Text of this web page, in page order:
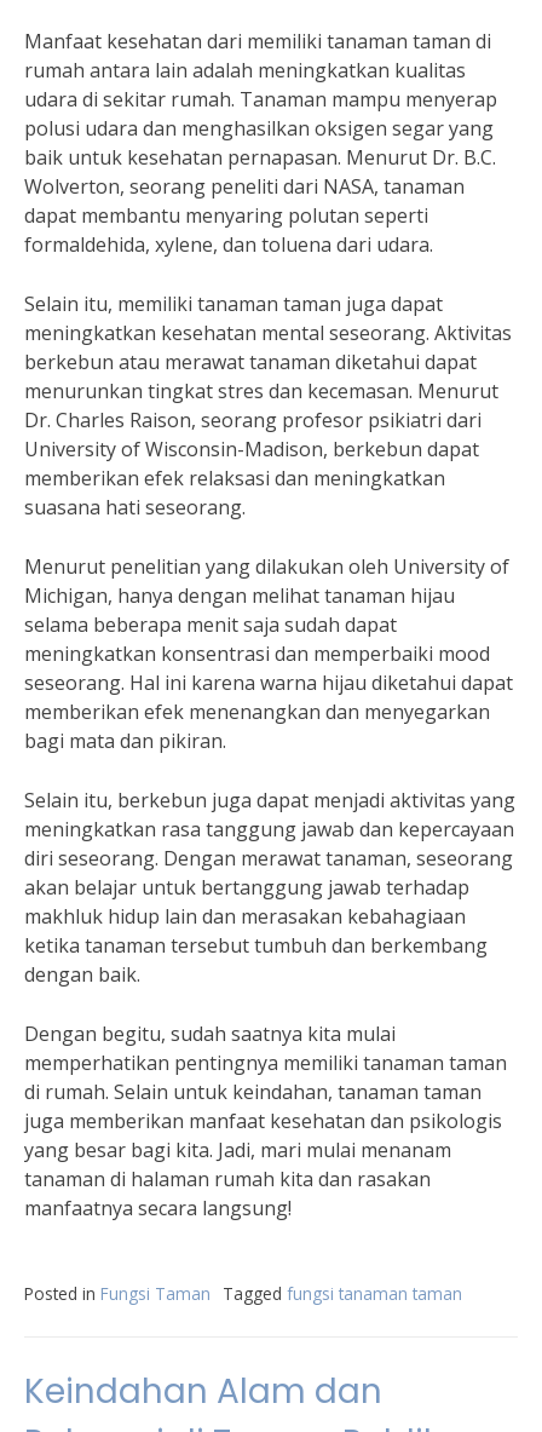
Manfaat kesehatan dari memiliki tanaman taman di
rumah antara lain adalah meningkatkan kualitas
udara di sekitar rumah. Tanaman mampu menyerap
polusi udara dan menghasilkan oksigen segar yang
baik untuk kesehatan pernapasan. Menurut Dr. B.C.
Wolverton, seorang peneliti dari NASA, tanaman
dapat membantu menyaring polutan seperti
formaldehida, xylene, dan toluena dari udara.
Selain itu, memiliki tanaman taman juga dapat
meningkatkan kesehatan mental seseorang. Aktivitas
berkebun atau merawat tanaman diketahui dapat
menurunkan tingkat stres dan kecemasan. Menurut
Dr. Charles Raison, seorang profesor psikiatri dari
University of Wisconsin-Madison, berkebun dapat
memberikan efek relaksasi dan meningkatkan
suasana hati seseorang.
Menurut penelitian yang dilakukan oleh University of
Michigan, hanya dengan melihat tanaman hijau
selama beberapa menit saja sudah dapat
meningkatkan konsentrasi dan memperbaiki mood
seseorang. Hal ini karena warna hijau diketahui dapat
memberikan efek menenangkan dan menyegarkan
bagi mata dan pikiran.
Selain itu, berkebun juga dapat menjadi aktivitas yang
meningkatkan rasa tanggung jawab dan kepercayaan
diri seseorang. Dengan merawat tanaman, seseorang
akan belajar untuk bertanggung jawab terhadap
makhluk hidup lain dan merasakan kebahagiaan
ketika tanaman tersebut tumbuh dan berkembang
dengan baik.
Dengan begitu, sudah saatnya kita mulai
memperhatikan pentingnya memiliki tanaman taman
di rumah. Selain untuk keindahan, tanaman taman
juga memberikan manfaat kesehatan dan psikologis
yang besar bagi kita. Jadi, mari mulai menanam
tanaman di halaman rumah kita dan rasakan
manfaatnya secara langsung!
Posted in Fungsi Taman Tagged fungsi tanaman taman
Keindahan Alam dan